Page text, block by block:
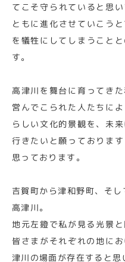
てこそ守られていると思
ともに進化させていこう
を犠牲にしてしまうこと
す。
高津川を舞台に育ってき
営んでこられた人たちに
らしい文化的景観を、未
行きたいと願っておりま
思っております。
吉賀町から津和野町、そ
高津川。
地元左鐙で私が見る光景
皆さまがそれぞれの地に
津川の場面が存在すると思